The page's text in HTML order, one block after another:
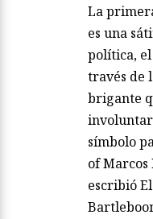
La
es una
política, el
través de
brigante
símbolo
of Marcos
escribió